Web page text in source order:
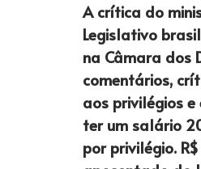
A crítica do
Legislativo
na Câmara dos
comentários,
aos privilégios
ter um salário
por privilégio.